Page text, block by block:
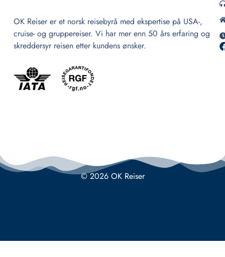
OK Reiser er et norsk reisebyrå med ekspertise på USA-,
cruise- og gruppereiser. Vi har mer enn 50 års erfaring og
skreddersyr reisen etter kundens ønsker.
© 2026 OK Reiser